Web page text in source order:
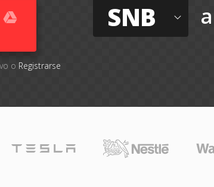
o Registrarse
SNB a